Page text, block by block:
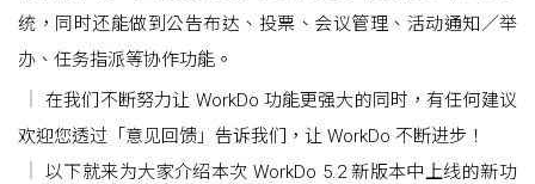
统，同时还能做到公告布达、投票、会议管理、活动通知／举
办、任务指派等协作功能。
在我们不断努力让 WorkDo 功能更强大的同时，有任何建议
欢迎您透过「意见回馈」告诉我们，让 WorkDo 不断进步！
以下就来为大家介绍本次 WorkDo 5.2 新版本中上线的新功